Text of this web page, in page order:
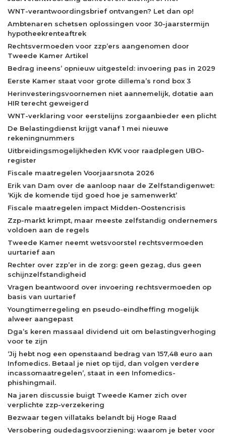
WNT-verantwoordingsbrief ontvangen? Let dan op!
Ambtenaren schetsen oplossingen voor 30-jaarstermijn
hypotheekrenteaftrek
Rechtsvermoeden voor zzp’ers aangenomen door
Tweede Kamer Artikel
Bedrag ineens’ opnieuw uitgesteld: invoering pas in 2029
Eerste Kamer staat voor grote dillema’s rond box 3
Herinvesteringsvoornemen niet aannemelijk, dotatie aan
HIR terecht geweigerd
WNT-verklaring voor eerstelijns zorgaanbieder een plicht
De Belastingdienst krijgt vanaf 1 mei nieuwe
rekeningnummers
Uitbreidingsmogelijkheden KVK voor raadplegen UBO-
register
Fiscale maatregelen Voorjaarsnota 2026
Erik van Dam over de aanloop naar de Zelfstandigenwet:
‘Kijk de komende tijd goed hoe je samenwerkt’
Fiscale maatregelen impact Midden-Oostencrisis
Zzp-markt krimpt, maar meeste zelfstandig ondernemers
voldoen aan de regels
Tweede Kamer neemt wetsvoorstel rechtsvermoeden
uurtarief aan
Rechter over zzp’er in de zorg: geen gezag, dus geen
schijnzelfstandigheid
Vragen beantwoord over invoering rechtsvermoeden op
basis van uurtarief
Youngtimerregeling en pseudo-eindheffing mogelijk
alweer aangepast
Dga’s keren massaal dividend uit om belastingverhoging
voor te zijn
‘Jij hebt nog een openstaand bedrag van 157,48 euro aan
Infomedics. Betaal je niet op tijd, dan volgen verdere
incassomaatregelen’, staat in een Infomedics-
phishingmail.
Na jaren discussie buigt Tweede Kamer zich over
verplichte zzp-verzekering
Bezwaar tegen villataks belandt bij Hoge Raad
Versobering oudedagsvoorziening: waarom je beter voor